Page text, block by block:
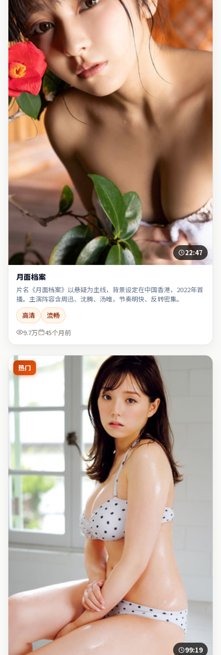
22:47
月面档案
片名《月面档案》以悬疑为主线，背景设定在中国香港，2022年首
播。主演阵容含周迅、沈腾、汤唯，节奏明快、反转密集。
高清
流畅
9.7万
45个月前
热门
99:19